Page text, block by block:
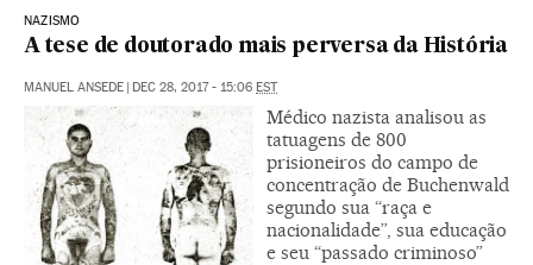
NAZISMO
A tese de doutorado mais perversa da História
MANUEL ANSEDE | DEC 28, 2017 - 15:06 EST
Médico nazista analisou as
tatuagens de 800
prisioneiros do campo de
concentração de Buchenwald
segundo sua “raça e
nacionalidade”, sua educação
e seu “passado criminoso”